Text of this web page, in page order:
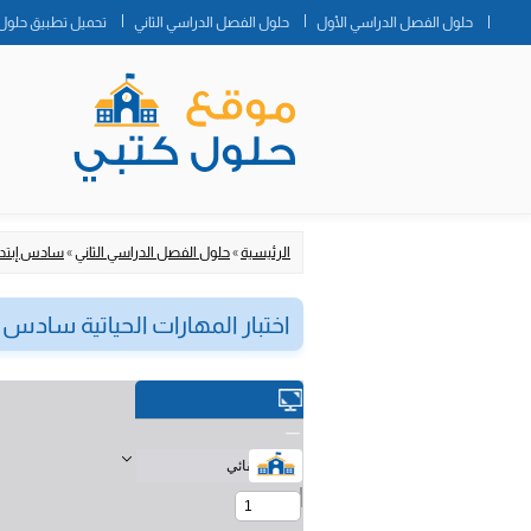
حلول الفصل الدراسي الأول حلول الفصل الدراسي الثاني تحميل تطبيق
الرئيسية»حلول الفصل الدراسي الثاني»سادس
اختبار المهارات الحياتية سادس